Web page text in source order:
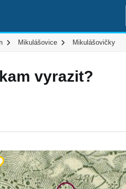
Mikulášovice Mikulášovičky
vyrazit?